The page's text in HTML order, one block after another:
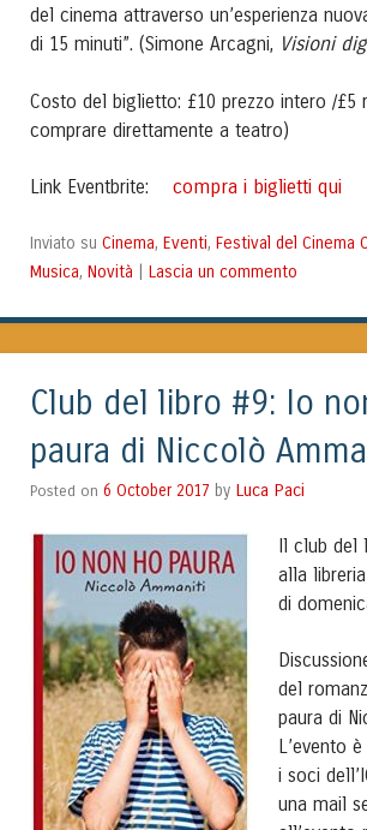
del cinema attraverso un’esperienza
di 15 minuti”. (Simone Arcagni, Visioni
Costo del biglietto: £10 prezzo intero /£5
comprare direttamente a teatro)
Link Eventbrite: compra i biglietti qui
Inviato su Cinema, Eventi, Festival del Cinema
Musica, Novità Lascia un commento
Club del libro #9: Io
paura di Niccolò
Posted on 6 October 2017 by Luca Paci
Il club del
alla
di
del
paura di
L’evento
i soci
una mail